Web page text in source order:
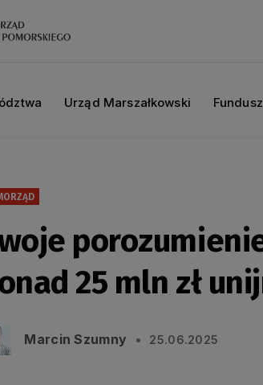
Urząd Marszałkowski
25 mln zł
Marcin Szumny 25.06.2025